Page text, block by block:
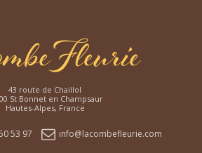
43 route de Chaillol
St Bonnet en Champsaur
Hautes-Alpes, France
53 97 info@lacombefleurie.com